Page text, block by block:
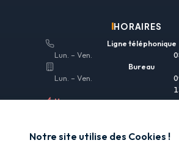
HORAIRES
Ligne téléphonique
Lun. – Ven.
Bureau
Lun. – Ven.
Urgences
LIENS UTILES
Notre site utilise des Cookies !